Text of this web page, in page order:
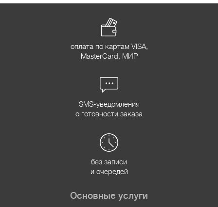
оплата по картам VISA,
MasterCard, МИР
SMS-уведомления
о готовности заказа
без записи
и очередей
Основные услуги